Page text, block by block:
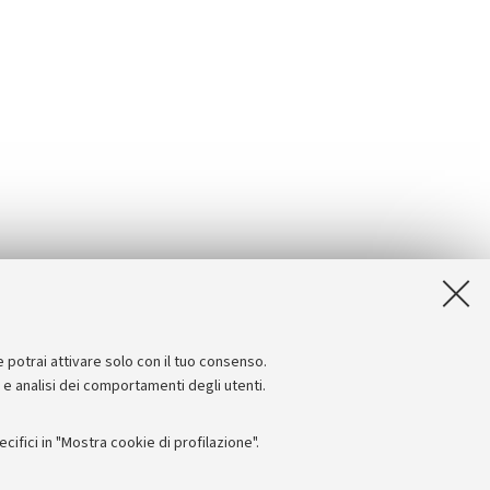
attivare solo con il tuo consenso.
analisi dei comportamenti degli utenti.
in "Mostra cookie di profilazione".